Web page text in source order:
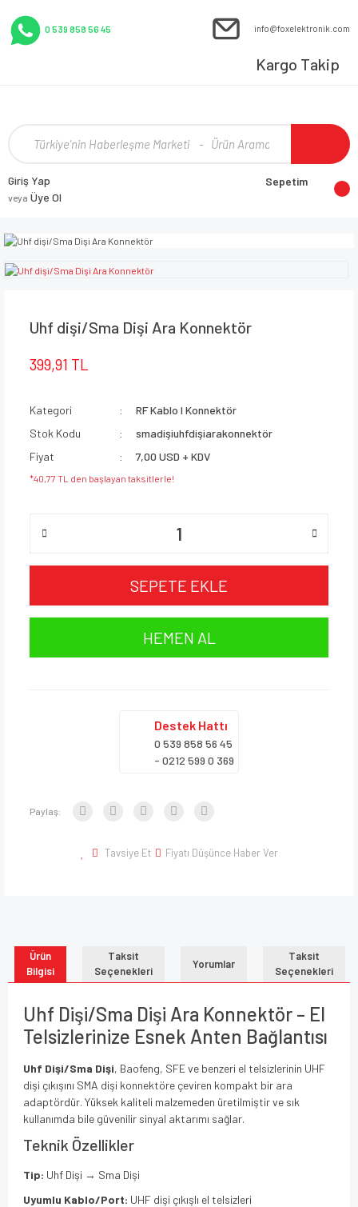
0 539 858 56 45 info@foxelektronik.com
Kargo Takip
Giriş Yap
veya Üye Ol
Sepetim
Uhf dişi/Sma Dişi Ara Konnektör
399,91 TL
Kategori
RF Kablo I Konnektör
Stok Kodu
smadişiuhfdişiarakonnektör
Fiyat
7,00 USD + KDV
*40,77 TL den başlayan taksitlerle!
SEPETE EKLE
HEMEN AL
Destek Hattı
0 539 858 56 45
- 0212 599 0 369
Paylaş:
Tavsiye Et Fiyatı Düşünce Haber Ver
Ürün
Bilgisi
Taksit
Seçenekleri
Yorumlar
Taksit
Seçenekleri
Uhf Dişi/Sma Dişi Ara Konnektör – El
Telsizlerinize Esnek Anten Bağlantısı
Uhf Dişi/Sma Dişi, Baofeng, SFE ve benzeri el telsizlerinin UHF
dişi çıkışını SMA dişi konnektöre çeviren kompakt bir ara
adaptördür. Yüksek kaliteli malzemeden üretilmiştir ve sık
kullanımda bile güvenilir sinyal aktarımı sağlar.
Teknik Özellikler
Tip: Uhf Dişi → Sma Dişi
Uyumlu Kablo/Port: UHF dişi çıkışlı el telsizleri